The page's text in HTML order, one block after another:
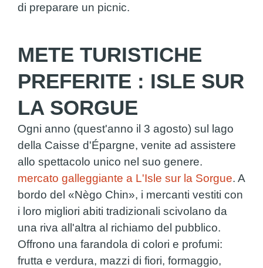
di preparare un picnic.
METE TURISTICHE
PREFERITE : ISLE SUR
LA SORGUE
Ogni anno (quest'anno il 3 agosto) sul lago
della Caisse d'Épargne, venite ad assistere
allo spettacolo unico nel suo genere.
mercato galleggiante a L'Isle sur la Sorgue. A
bordo del «Nègo Chin», i mercanti vestiti con
i loro migliori abiti tradizionali scivolano da
una riva all'altra al richiamo del pubblico.
Offrono una farandola di colori e profumi:
frutta e verdura, mazzi di fiori, formaggio,